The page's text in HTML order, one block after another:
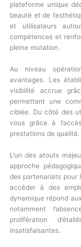
plateforme unique
beauté et de
et utilisateurs
compétences et
pleine mutation.
Au niveau
avantages. Les
visibilité accrue
permettant une
ciblée. Du côté des
vous grâce à
prestations de qualité.
L’un des atouts
approche
des partenariats pour
accéder à des
dynamique répond
notamment
prolifération
insatisfaisantes.